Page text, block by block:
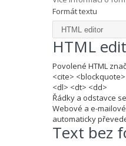
Formát textu
HTML
Povolené HTML
<cite>
<dl> <dt> <dd>
Řádky a odstavce
Webové a e-
automaticky
Text bez